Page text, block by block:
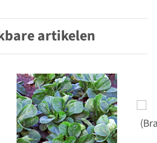
artikelen